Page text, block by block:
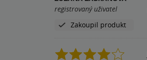
registrovaný uživatel
Zakoupil produkt